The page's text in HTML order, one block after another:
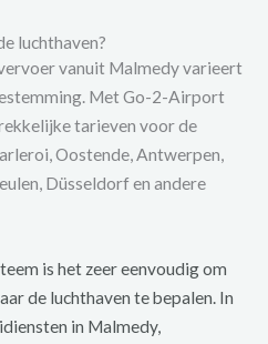
luchthaven?
vanuit Malmedy varieert
Met Go-2-Airport
tarieven voor de
Oostende, Antwerpen,
Düsseldorf en andere
is het zeer eenvoudig om
de luchthaven te bepalen. In
in Malmedy,